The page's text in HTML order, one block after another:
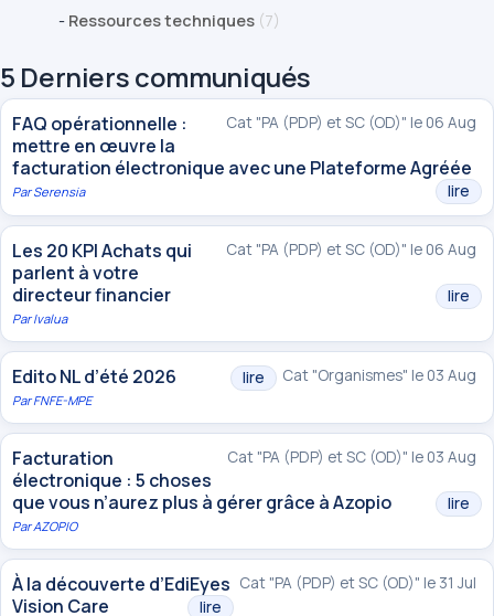
- Ressources techniques (7)
5 Derniers communiqués
Cat "PA (PDP) et SC (OD)" le 06 Aug
FAQ opérationnelle :
mettre en œuvre la
facturation électronique avec une Plateforme Agréée
lire
ParSerensia
Cat "PA (PDP) et SC (OD)" le 06 Aug
Les 20 KPI Achats qui
parlent à votre
directeur financier
lire
ParIvalua
Cat "Organismes" le 03 Aug
Edito NL d’été 2026 lire
ParFNFE-MPE
Cat "PA (PDP) et SC (OD)" le 03 Aug
Facturation
électronique : 5 choses
que vous n’aurez plus à gérer grâce à Azopio
lire
ParAZOPIO
Cat "PA (PDP) et SC (OD)" le 31 Jul
À la découverte d’EdiEyes
Vision Care
lire